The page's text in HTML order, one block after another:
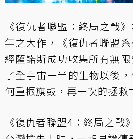
《復仇者聯盟：終局之戰
年之大作，《復仇者聯盟
經薩諾斯成功收集所有無
了全宇宙一半的生物以後
何重振旗鼓，再一次的拯救
《復仇者聯盟4：終局之戰